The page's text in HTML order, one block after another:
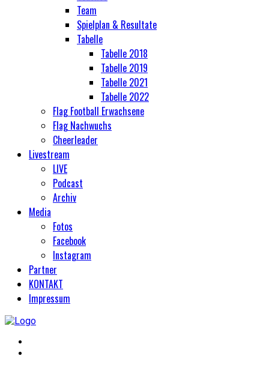
Team
Spielplan & Resultate
Tabelle
Tabelle 2018
Tabelle 2019
Tabelle 2021
Tabelle 2022
Flag Football Erwachsene
Flag Nachwuchs
Cheerleader
Livestream
LIVE
Podcast
Archiv
Media
Fotos
Facebook
Instagram
Partner
KONTAKT
Impressum